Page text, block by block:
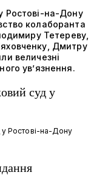
Ростові-на-Дону
колаборанта
Тетереву,
Дмитру
величезні
ув’язнення.
у Ростові-на-Дону